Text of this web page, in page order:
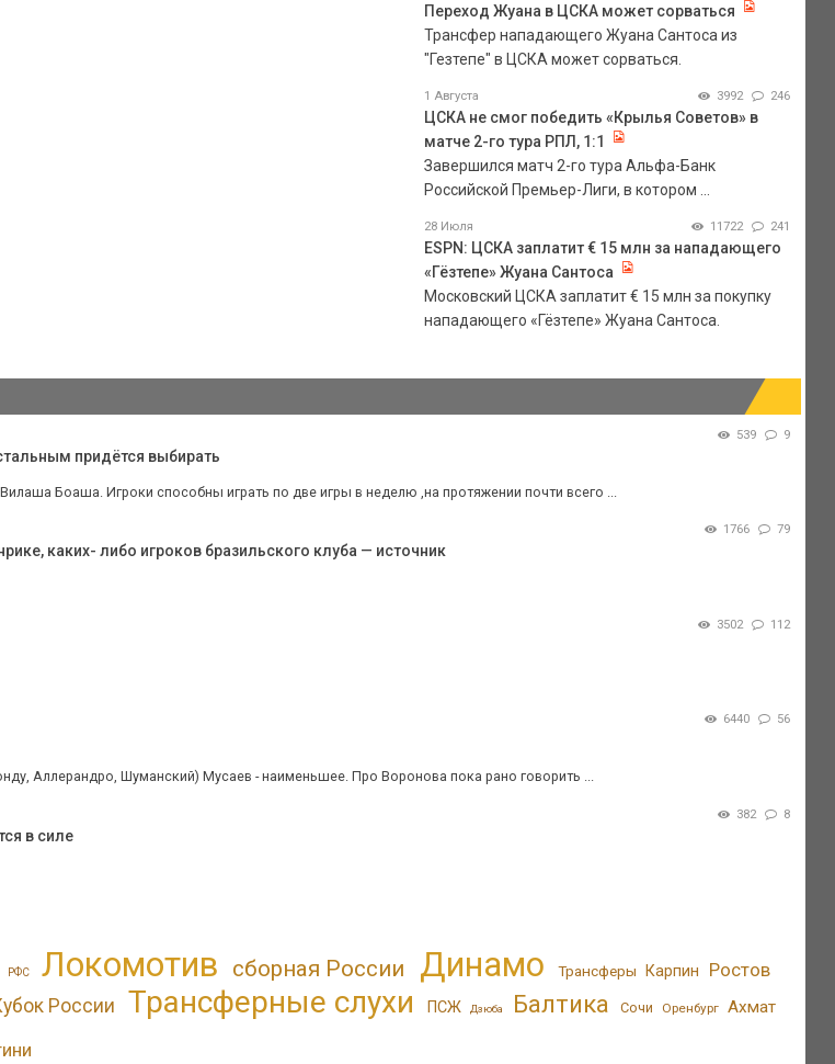
Переход Жуана в ЦСКА может сорваться
Трансфер нападающего Жуана Сантоса из
"Гезтепе" в ЦСКА может сорваться.
1 Августа 3992 246
ЦСКА не смог победить «Крылья Советов» в
матче 2-го тура РПЛ, 1:1
Завершился матч 2-го тура Альфа-Банк
Российской Премьер-Лиги, в котором ...
28 Июля 11722 241
ESPN: ЦСКА заплатит € 15 млн за нападающего
«Гёзтепе» Жуана Сантоса
Московский ЦСКА заплатит € 15 млн за покупку
нападающего «Гёзтепе» Жуана Сантоса.
539 9
придётся выбирать
Боаша. Игроки способны играть по две игры в неделю ,на протяжении почти всего ...
1766 79
каких- либо игроков бразильского клуба — источник
3502 112
6440 56
Аллерандро, Шуманский) Мусаев - наименьшее. Про Воронова пока рано говорить ...
382 8
в силе
РФС Локомотив сборная России Динамо Трансферы Карпин Ростов
России Трансферные слухи ПСЖ Дзюба Балтика Сочи Оренбург Ахмат